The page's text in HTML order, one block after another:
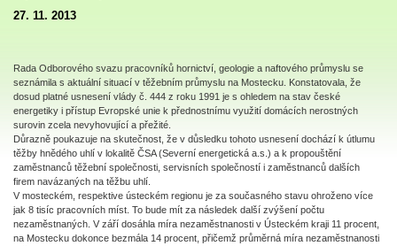
27. 11. 2013
Rada Odborového svazu pracovníků hornictví, geologie a naftového průmyslu se
seznámila s aktuální situací v těžebním průmyslu na Mostecku. Konstatovala, že
dosud platné usnesení vlády č. 444 z roku 1991 je s ohledem na stav české
energetiky i přístup Evropské unie k přednostnímu využití domácích nerostných
surovin zcela nevyhovující a přežité.
Důrazně poukazuje na skutečnost, že v důsledku tohoto usnesení dochází k útlumu
těžby hnědého uhlí v lokalitě ČSA (Severní energetická a.s.) a k propouštění
zaměstnanců těžební společnosti, servisních společností i zaměstnanců dalších
firem navázaných na těžbu uhlí.
V mosteckém, respektive ústeckém regionu je za současného stavu ohroženo více
jak 8 tisíc pracovních míst. To bude mít za následek další zvýšení počtu
nezaměstnaných. V září dosáhla míra nezaměstnanosti v Ústeckém kraji 11 procent,
na Mostecku dokonce bezmála 14 procent, přičemž průměrná míra nezaměstnanosti